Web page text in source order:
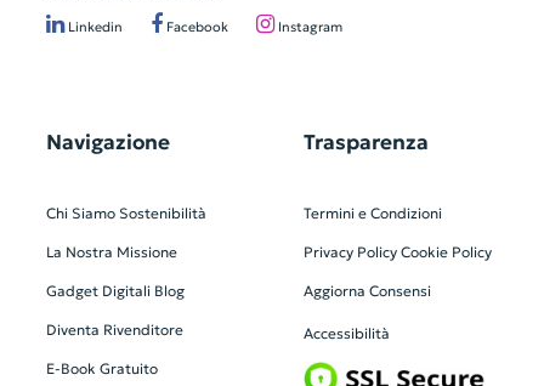
Linkedin Facebook Instagram
Navigazione
Chi Siamo Sostenibilità
La Nostra Missione
Gadget Digitali Blog
Diventa Rivenditore
E-Book Gratuito
Trasparenza
Termini e Condizioni
Privacy Policy Cookie Policy
Aggiorna Consensi
Accessibilità